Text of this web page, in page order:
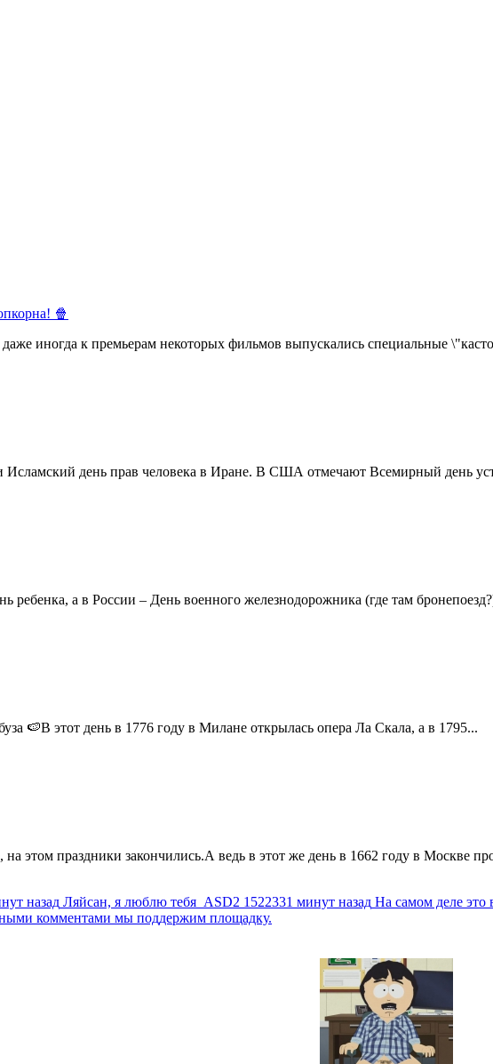
🍿
иногда к премьерам некоторых фильмов выпускались специальные
Исламский день прав человека в Иране. В США отмечают Всемирный день
а в России – День военного железнодорожника (где там
🍉В этот день в 1776 году в Милане открылась опера Ла Скала, а в 1795...
праздники закончились.А ведь в этот же день в 1662 году в Москве
назад Ляйсан, я люблю тебя ASD2 1522331 минут назад На самом деле
комментами мы поддержим площадку.